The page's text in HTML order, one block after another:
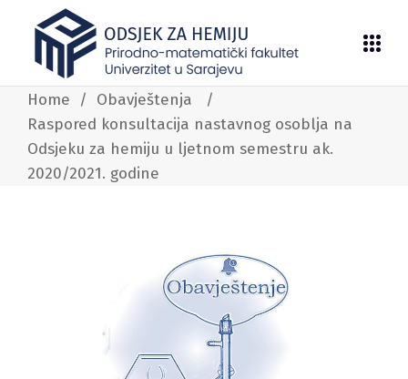
Home / Obavještenja
/
Raspored konsultacija nastavnog osoblja na
Odsjeku za hemiju u ljetnom semestru ak.
2020/2021. godine